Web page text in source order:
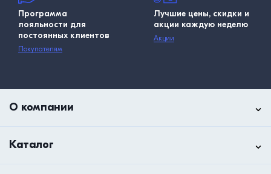
Программа
лояльности для
постоянных клиентов
Покупателям
Лучшие цены, скидки и
акции каждую неделю
Акции
О компании
Каталог